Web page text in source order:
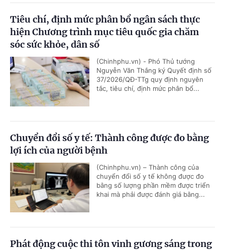
Tiêu chí, định mức phân bổ ngân sách thực
hiện Chương trình mục tiêu quốc gia chăm
sóc sức khỏe, dân số
(Chinhphu.vn) - Phó Thủ tướng
Nguyễn Văn Thắng ký Quyết định số
37/2026/QĐ-TTg quy định nguyên
tắc, tiêu chí, định mức phân bổ...
Chuyển đổi số y tế: Thành công được đo bằng
lợi ích của người bệnh
(Chinhphu.vn) – Thành công của
chuyển đổi số y tế không được đo
bằng số lượng phần mềm được triển
khai mà phải được đánh giá bằng...
Phát động cuộc thi tôn vinh gương sáng trong